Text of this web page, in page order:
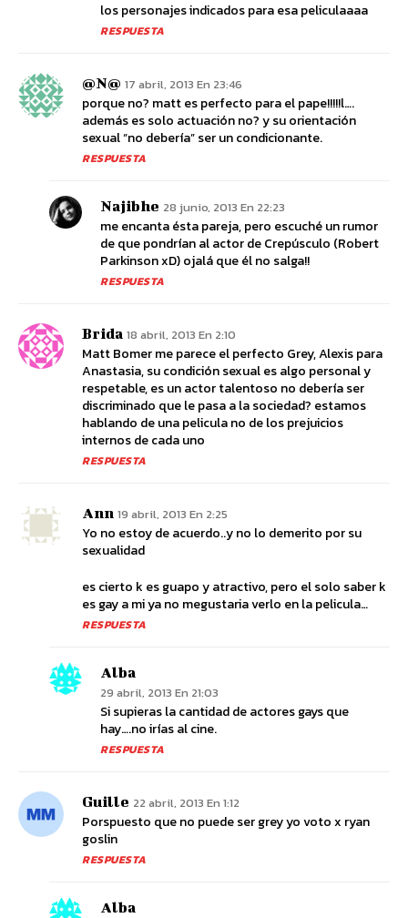
los personajes indicados para esa peliculaaaa
RESPUESTA
@N@ 17 abril, 2013 En 23:46
porque no? matt es perfecto para el pape!!!!!l….
además es solo actuación no? y su orientación
sexual “no debería” ser un condicionante.
RESPUESTA
Najibhe 28 junio, 2013 En 22:23
me encanta ésta pareja, pero escuché un rumor
de que pondrían al actor de Crepúsculo (Robert
Parkinson xD) ojalá que él no salga!!
RESPUESTA
Brida 18 abril, 2013 En 2:10
Matt Bomer me parece el perfecto Grey, Alexis para
Anastasia, su condición sexual es algo personal y
respetable, es un actor talentoso no debería ser
discriminado que le pasa a la sociedad? estamos
hablando de una pelicula no de los prejuicios
internos de cada uno
RESPUESTA
Ann 19 abril, 2013 En 2:25
Yo no estoy de acuerdo..y no lo demerito por su
sexualidad
es cierto k es guapo y atractivo, pero el solo saber k
es gay a mi ya no megustaria verlo en la pelicula…
RESPUESTA
Alba
29 abril, 2013 En 21:03
Si supieras la cantidad de actores gays que
hay….no irías al cine.
RESPUESTA
Guille 22 abril, 2013 En 1:12
Porspuesto que no puede ser grey yo voto x ryan
goslin
RESPUESTA
Alba